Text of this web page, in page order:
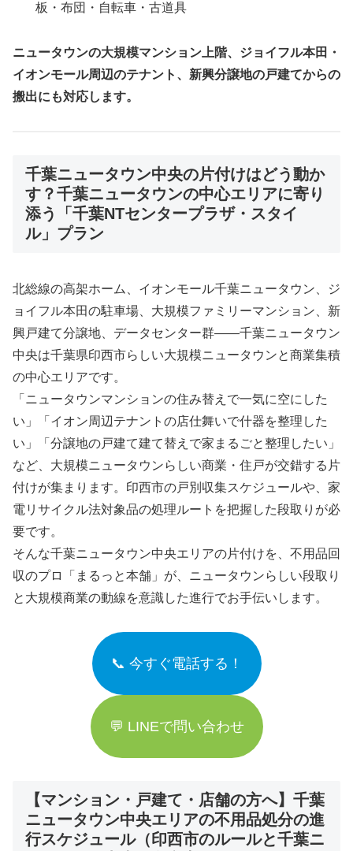
板・布団・自転車・古道具
ニュータウンの大規模マンション上階、ジョイフル本田・
イオンモール周辺のテナント、新興分譲地の戸建てからの
搬出にも対応します。
千葉ニュータウン中央の片付けはどう動か
す？千葉ニュータウンの中心エリアに寄り
添う「千葉NTセンタープラザ・スタイ
ル」プラン
北総線の高架ホーム、イオンモール千葉ニュータウン、ジ
ョイフル本田の駐車場、大規模ファミリーマンション、新
興戸建て分譲地、データセンター群――千葉ニュータウン
中央は千葉県印西市らしい大規模ニュータウンと商業集積
の中心エリアです。
「ニュータウンマンションの住み替えで一気に空にした
い」「イオン周辺テナントの店仕舞いで什器を整理した
い」「分譲地の戸建て建て替えで家まるごと整理したい」
など、大規模ニュータウンらしい商業・住戸が交錯する片
付けが集まります。印西市の戸別収集スケジュールや、家
電リサイクル法対象品の処理ルートを把握した段取りが必
要です。
そんな千葉ニュータウン中央エリアの片付けを、不用品回
収のプロ「まるっと本舗」が、ニュータウンらしい段取り
と大規模商業の動線を意識した進行でお手伝いします。
📞 今すぐ電話する！
💬 LINEで問い合わせ
【マンション・戸建て・店舗の方へ】千葉
ニュータウン中央エリアの不用品処分の進
行スケジュール（印西市のルールと千葉ニ